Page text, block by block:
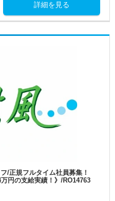
詳細を見る
/正規フルタイム社員募集！
円の支給実績！》/RO14763